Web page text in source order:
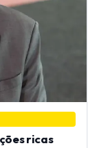
ricas